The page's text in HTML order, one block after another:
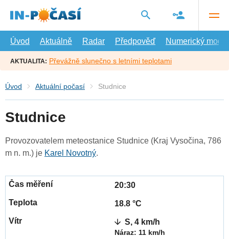
hlavní
Úvod
Aktuálně Radar Předpověď Numerický model
AKTUALITA: Převážně slunečno s letními teplotami
Úvod Aktuální počasí Studnice
Studnice
Provozovatelem meteostanice Studnice (Kraj Vysočina, 786
m n. m.) je Karel Novotný.
20:30
18.8 °C
S, 4 km/h
Náraz: 11 km/h